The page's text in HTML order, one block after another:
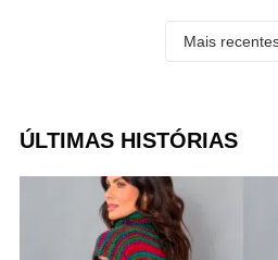
ÚLTIMAS HISTÓRIAS